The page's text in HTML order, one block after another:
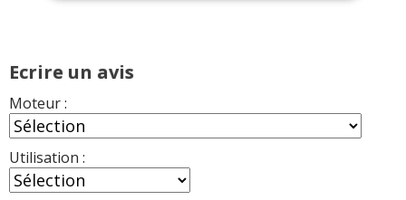
Ecrire un avis
Moteur :
Utilisation :